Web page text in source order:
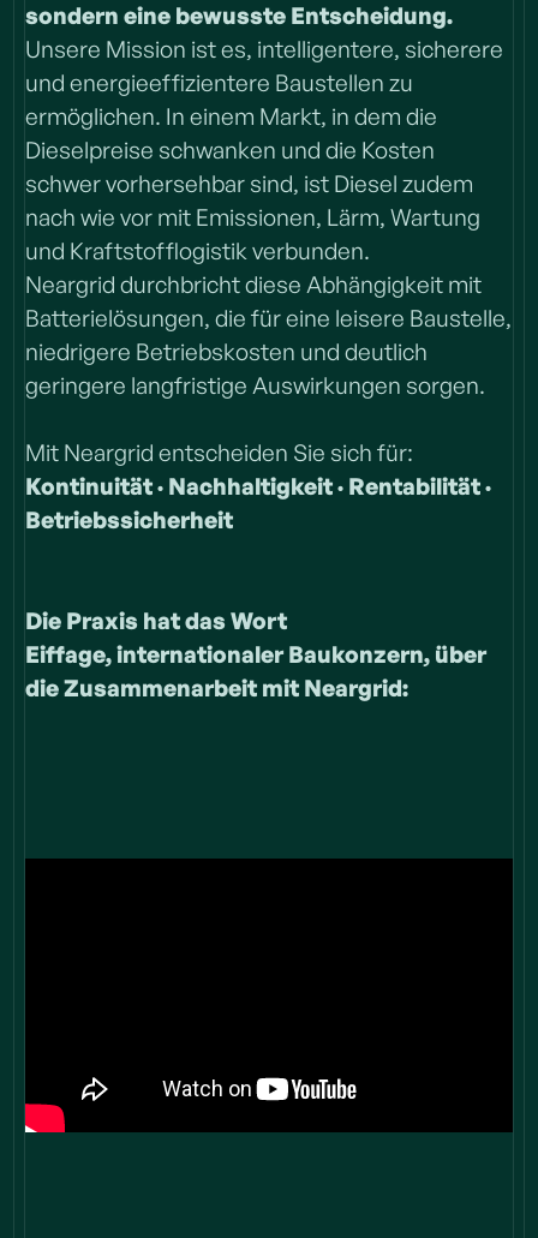
sondern eine bewusste Entscheidung.
Unsere Mission ist es, intelligentere, sicherere
und energieeffizientere Baustellen zu
ermöglichen. In einem Markt, in dem die
Dieselpreise schwanken und die Kosten
schwer vorhersehbar sind, ist Diesel zudem
nach wie vor mit Emissionen, Lärm, Wartung
und Kraftstofflogistik verbunden.
Neargrid durchbricht diese Abhängigkeit mit
Batterielösungen, die für eine leisere Baustelle,
niedrigere Betriebskosten und deutlich
geringere langfristige Auswirkungen sorgen.
Mit Neargrid entscheiden Sie sich für:
Kontinuität · Nachhaltigkeit · Rentabilität ·
Betriebssicherheit
Die Praxis hat das Wort
Eiffage, internationaler Baukonzern, über
die Zusammenarbeit mit Neargrid: